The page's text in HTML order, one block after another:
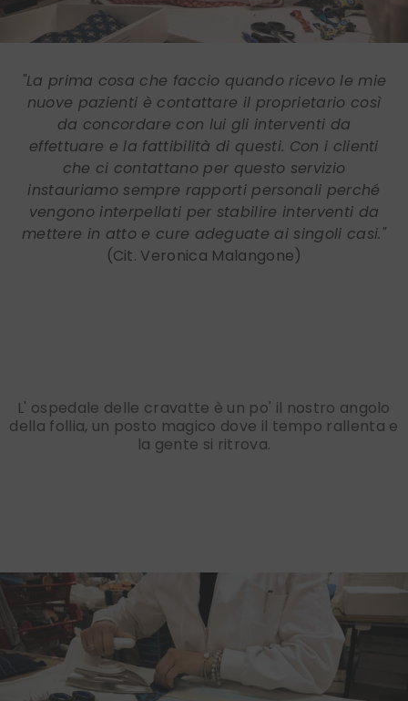
"La prima cosa che faccio quando ricevo le mie
nuove pazienti è contattare il proprietario così
da concordare con lui gli interventi da
effettuare e la fattibilità di questi. Con i clienti
che ci contattano per questo servizio
instauriamo sempre rapporti personali perché
vengono interpellati per stabilire interventi da
mettere in atto e cure adeguate ai singoli casi."
(Cit. Veronica Malangone)
L' ospedale delle cravatte è un po' il nostro angolo
della follia, un posto magico dove il tempo rallenta e
la gente si ritrova.